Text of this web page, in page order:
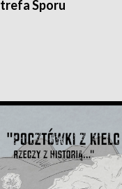
Sporu